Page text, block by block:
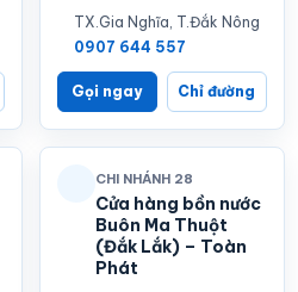
TX.Gia Nghĩa, T.Đắk Nông
0907 644 557
Gọi ngay Chỉ đường
CHI NHÁNH 28
Cửa hàng bồn nước
Buôn Ma Thuột
(Đắk Lắk) – Toàn
Phát